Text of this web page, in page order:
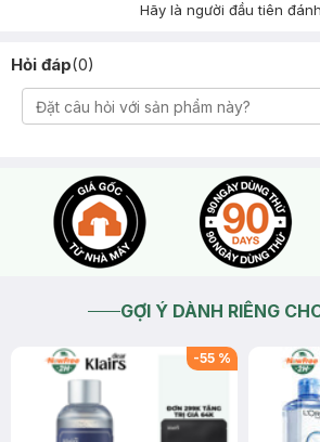
Hãy là người đầu tiên
Hỏi đáp(0)
GỢI Ý DÀNH RIÊNG
-55 %